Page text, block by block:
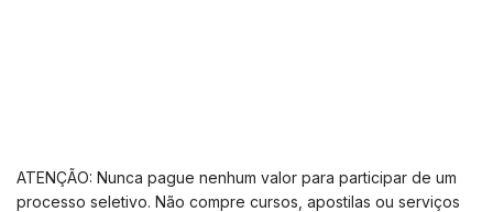
ATENÇÃO: Nunca pague nenhum valor para participar de um
processo seletivo. Não compre cursos, apostilas ou serviços